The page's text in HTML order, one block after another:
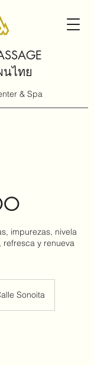
ไทย
& Spa
impurezas, nivela
y renueva
Sonoita